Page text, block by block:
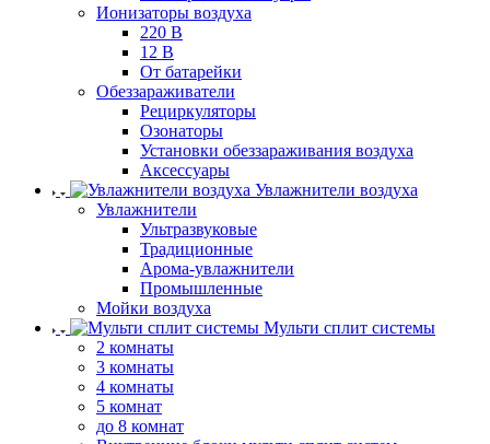
Ионизаторы воздуха
220 В
12 В
От батарейки
Обеззараживатели
Рециркуляторы
Озонаторы
Установки обеззараживания воздуха
Аксессуары
Увлажнители воздуха
Увлажнители
Ультразвуковые
Традиционные
Арома-увлажнители
Промышленные
Мойки воздуха
Мульти сплит системы
2 комнаты
3 комнаты
4 комнаты
5 комнат
до 8 комнат